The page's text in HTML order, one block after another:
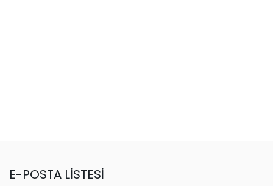
E-POSTA LİSTESİ